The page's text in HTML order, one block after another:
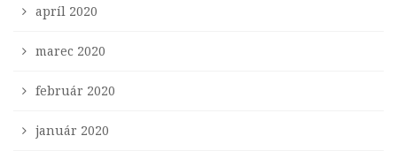
apríl 2020
marec 2020
február 2020
január 2020